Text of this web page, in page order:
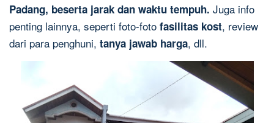
Padang, beserta jarak dan waktu tempuh. Juga info
penting lainnya, seperti foto-foto fasilitas kost, review
dari para penghuni, tanya jawab harga, dll.